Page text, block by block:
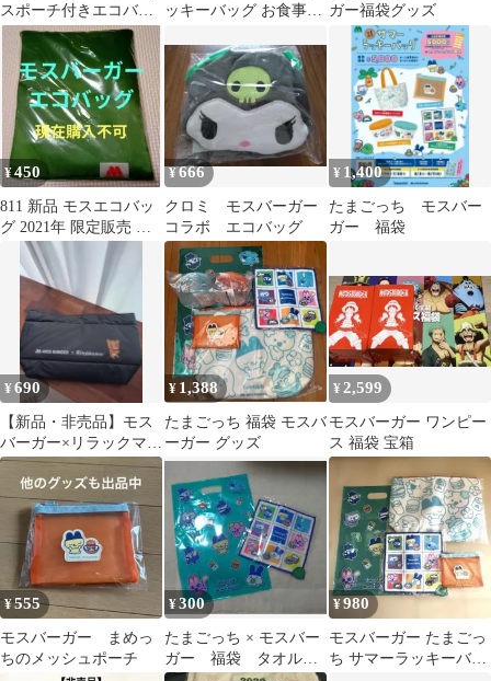
スポーチ付きエコバッ
グ モスバーガー 福袋
2026
ッキーバッグ お食事補 ガー福袋グッズ
¥450
811 新品 モスエコバッ
グ 2021年 限定販売 モ
スバーガー
¥666
クロミ モスバーガー
コラボ エコバッグ
¥ 1,400
たまごっち モスバー
ガー 福袋
¥690
【新品・非売品】モス
バーガー×リラックマ
ふわふわトートバッ
グ 黒
¥ 1,388
たまごっち 福袋 モスバ
ーガー グッズ
¥ 2,599
モスバーガー ワンピー
ス 福袋 宝箱
¥555
モスバーガー まめっ
ちのメッシュポーチ
¥300
たまごっち × モスバー
ガー 福袋 タオル
¥980
モスバーガー たまごっ
ち サマーラッキーバッ